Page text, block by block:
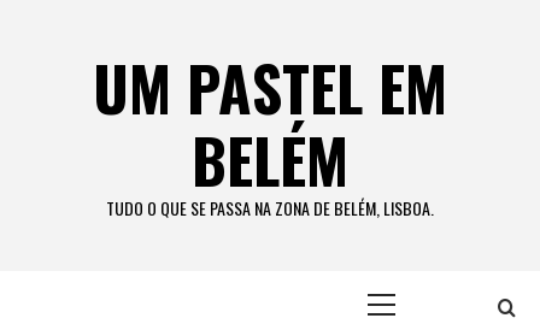
UM PASTEL EM
BELÉM
TUDO O QUE SE PASSA NA ZONA DE BELÉM, LISBOA.